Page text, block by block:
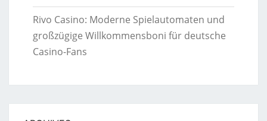
Rivo Casino: Moderne Spielautomaten und
großzügige Willkommensboni für deutsche
Casino-Fans